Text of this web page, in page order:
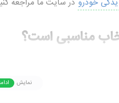
مناسبی است؟
نمایش